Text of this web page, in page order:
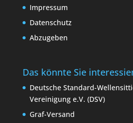
Impressum
Datenschutz
Abzugeben
Das könnte Sie
Deutsche Standard-
Vereinigung e.V. (DSV)
Graf-Versand